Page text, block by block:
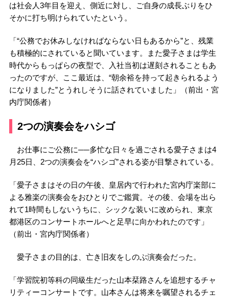
は社会人3年目を迎え、側近に対し、ご自身の成長ぶりをひ
そかに打ち明けられていたという。
「“公務でお休みしなければならない日もあるから”と、残業
も積極的にされていると聞いています。また愛子さまは学生
時代からもっぱらの夜型で、入社当初は遅刻されることもあ
ったのですが、ここ最近は、“朝余裕を持って起きられるよう
になりました”とうれしそうに話されていました」（前出・宮
内庁関係者）
2つの演奏会をハシゴ
お仕事にご公務に──多忙な日々を過ごされる愛子さまは4
月25日、2つの演奏会を“ハシゴ”される姿が目撃されている。
「愛子さまはその日の午後、皇居内で行われた宮内庁楽部に
よる雅楽の演奏会をおひとりでご鑑賞。その後、会場を出ら
れて1時間もしないうちに、シックな装いに改められ、東京
都港区のコンサートホールへと足早に向かわれたのです」
（前出・宮内庁関係者）
愛子さまの目的は、亡き旧友をしのぶ演奏会だった。
「学習院初等科の同級生だった山本栞路さんを追想するチャ
リティーコンサートです。山本さんは将来を嘱望されるチェ